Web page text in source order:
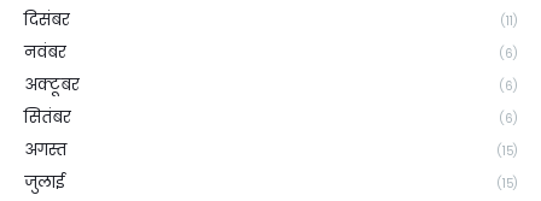
दिसंबर (11)
नवंबर (6)
अक्टूबर (6)
सितंबर (6)
अगस्त (15)
जुलाई (15)